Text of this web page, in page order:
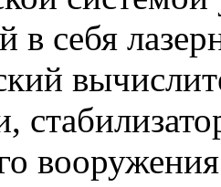
себя